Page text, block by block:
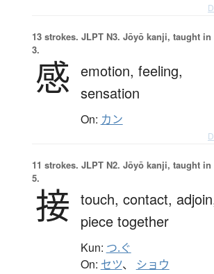
13 strokes. JLPT N3. Jōyō kanji, taught in
3.
感 emotion, feeling,
sensation
On: カン
11 strokes. JLPT N2. Jōyō kanji, taught in
5.
接 touch, contact,
piece together
Kun: つ.ぐ
On: セツ、 ショウ